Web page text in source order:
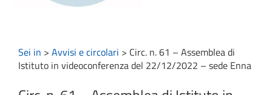
Sei in > Avvisi e circolari > Circ. n. 61 – Assemblea di
Istituto in videoconferenza del 22/12/2022 – sede Enna